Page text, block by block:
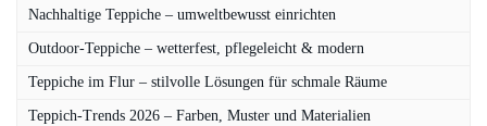
Nachhaltige Teppiche – umweltbewusst einrichten
Outdoor-Teppiche – wetterfest, pflegeleicht & modern
Teppiche im Flur – stilvolle Lösungen für schmale Räume
Teppich-Trends 2026 – Farben, Muster und Materialien